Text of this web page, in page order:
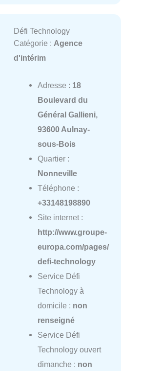
Défi Technology
Catégorie : Agence
d'intérim
Adresse : 18
Boulevard du
Général Gallieni,
93600 Aulnay-
sous-Bois
Quartier :
Nonneville
Téléphone :
+33148198890
Site internet :
http://www.groupe-
europa.com/pages/
defi-technology
Service Défi
Technology à
domicile : non
renseigné
Service Défi
Technology ouvert
dimanche : non